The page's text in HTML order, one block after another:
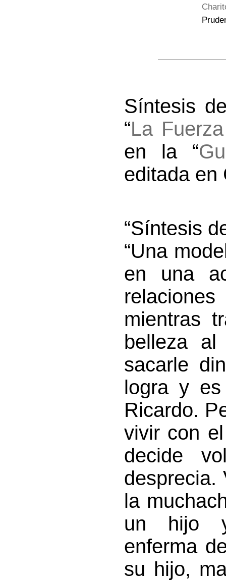
Síntesis
“La
en la “
editada en
“Síntesis
“Una
en una
mientras
belleza
sacarle
logra y es
Ricardo.
vivir con
decide
desprecia.
la
un hijo y
enferma
su hijo,